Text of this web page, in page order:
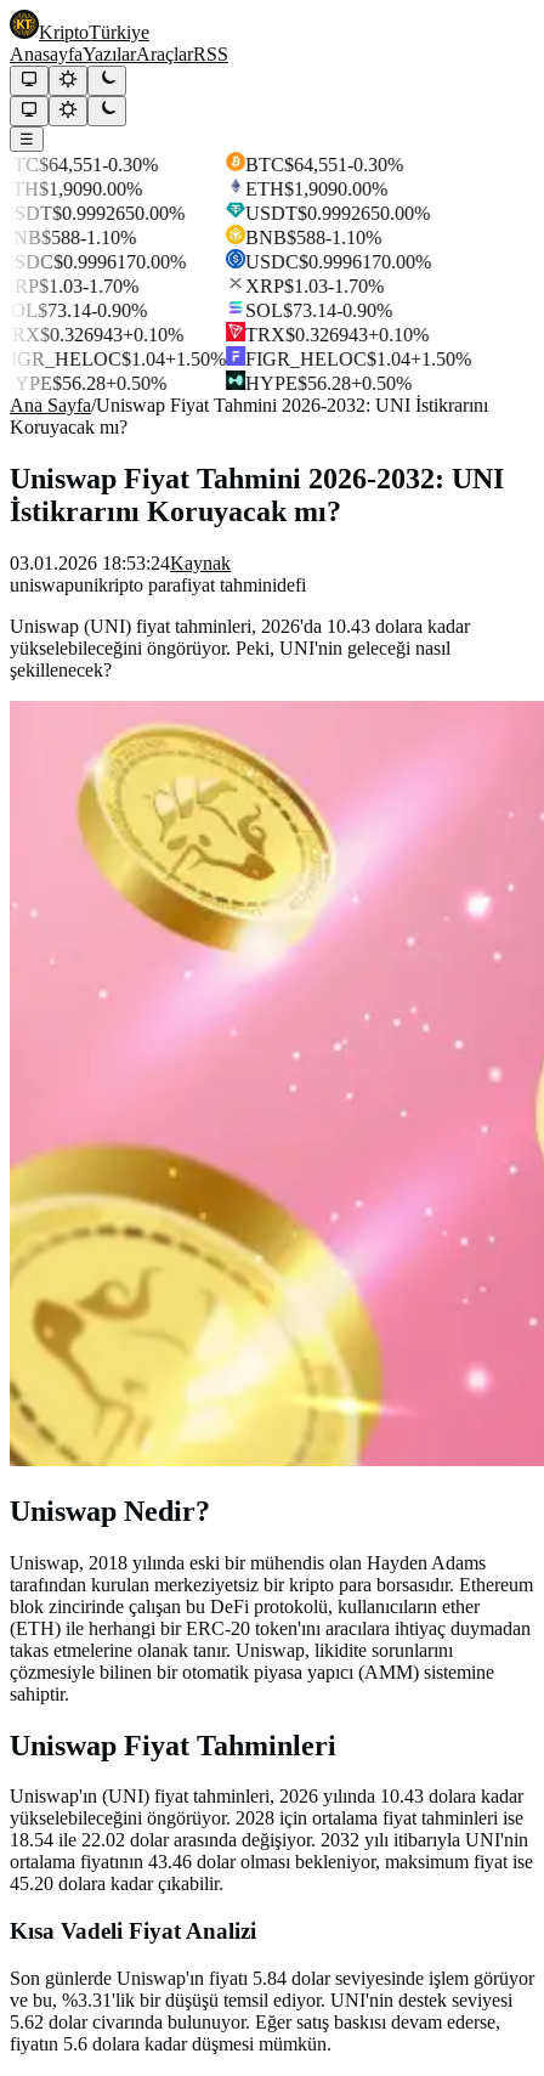
KriptoTürkiye
AnasayfaYazılarAraçlarRSS
☰
$64,551-0.30%
$1,9090.00%
$0.9992650.00%
$588-1.10%
$0.9996170.00%
$1.03-1.70%
$73.14-0.90%
$0.326943+0.10%
$1.04+1.50%
$56.28+0.50%
BTC$64,551-0.30%
ETH$1,9090.00%
USDT$0.9992650.00%
BNB$588-1.10%
USDC$0.9996170.00%
XRP$1.03-1.70%
SOL$73.14-0.90%
TRX$0.326943+0.10%
FIGR_HELOC$1.04+1.50%
HYPE$56.28+0.50%
Ana Sayfa/Uniswap Fiyat Tahmini 2026-2032: UNI İstikrarını
Koruyacak mı?
Uniswap Fiyat Tahmini 2026-2032: UNI
İstikrarını Koruyacak mı?
03.01.2026 18:53:24Kaynak
uniswapunikripto parafiyat tahminidefi
Uniswap (UNI) fiyat tahminleri, 2026'da 10.43 dolara kadar
yükselebileceğini öngörüyor. Peki, UNI'nin geleceği nasıl
şekillenecek?
Uniswap Nedir?
Uniswap, 2018 yılında eski bir mühendis olan Hayden Adams
tarafından kurulan merkeziyetsiz bir kripto para borsasıdır. Ethereum
blok zincirinde çalışan bu DeFi protokolü, kullanıcıların ether
(ETH) ile herhangi bir ERC-20 token'ını aracılara ihtiyaç duymadan
takas etmelerine olanak tanır. Uniswap, likidite sorunlarını
çözmesiyle bilinen bir otomatik piyasa yapıcı (AMM) sistemine
sahiptir.
Uniswap Fiyat Tahminleri
Uniswap'ın (UNI) fiyat tahminleri, 2026 yılında 10.43 dolara kadar
yükselebileceğini öngörüyor. 2028 için ortalama fiyat tahminleri ise
18.54 ile 22.02 dolar arasında değişiyor. 2032 yılı itibarıyla UNI'nin
ortalama fiyatının 43.46 dolar olması bekleniyor, maksimum fiyat ise
45.20 dolara kadar çıkabilir.
Kısa Vadeli Fiyat Analizi
Son günlerde Uniswap'ın fiyatı 5.84 dolar seviyesinde işlem görüyor
ve bu, %3.31'lik bir düşüşü temsil ediyor. UNI'nin destek seviyesi
5.62 dolar civarında bulunuyor. Eğer satış baskısı devam ederse,
fiyatın 5.6 dolara kadar düşmesi mümkün.